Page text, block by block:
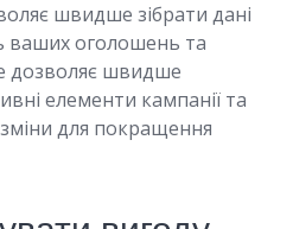
швидше зібрати дані
ваших оголошень та
дозволяє швидше
елементи кампанії та
зміни для покращення